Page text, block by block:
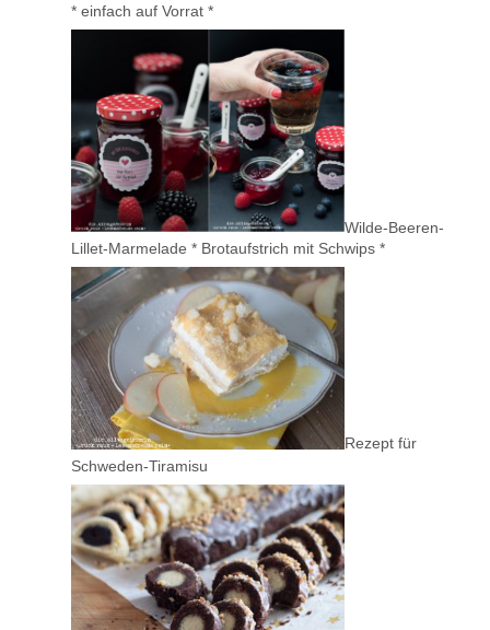
* einfach auf Vorrat *
Wilde-Beeren-
Lillet-Marmelade * Brotaufstrich mit Schwips *
Rezept für
Schweden-Tiramisu